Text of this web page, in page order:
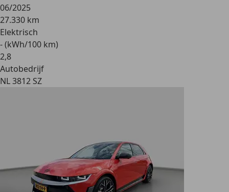
06/2025
27.330 km
Elektrisch
- (kWh/100 km)
2,8
Autobedrijf
NL 3812 SZ